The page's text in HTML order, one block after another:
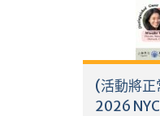
(活動將正
2026